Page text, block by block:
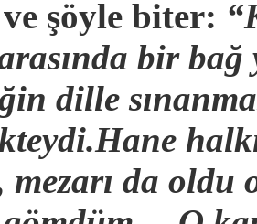
şöyle biter:
bir bağ
dille
mezarı da